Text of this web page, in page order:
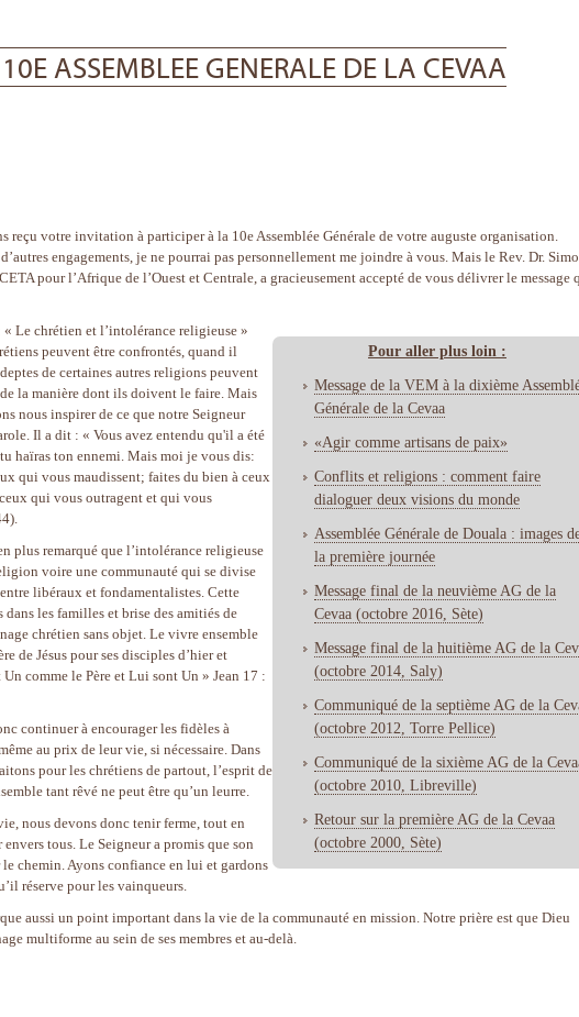
ASSEMBLEE GENERALE DE LA CEVAA
reçu votre invitation à participer à la 10e Assemblée Générale de votre auguste organisation.
engagements, je ne pourrai pas personnellement me joindre à vous. Mais le Rev. Dr.
pour l’Afrique de l’Ouest et Centrale, a gracieusement accepté de vous délivrer le message
Pour aller plus loin :
Message de la VEM à la dixième
Générale de la Cevaa
«Agir comme artisans de paix»
Conflits et religions : comment faire
dialoguer deux visions du monde
Assemblée Générale de Douala : images
la première journée
Message final de la neuvième AG de la
Cevaa (octobre 2016, Sète)
Message final de la huitième AG de la
(octobre 2014, Saly)
Communiqué de la septième AG de la
(octobre 2012, Torre Pellice)
Communiqué de la sixième AG de la
(octobre 2010, Libreville)
Retour sur la première AG de la Cevaa
(octobre 2000, Sète)
Le chrétien et l’intolérance religieuse »
peuvent être confrontés, quand il
de certaines autres religions peuvent
la manière dont ils doivent le faire. Mais
nous inspirer de ce que notre Seigneur
Il a dit : « Vous avez entendu qu'il a été
haïras ton ennemi. Mais moi je vous dis:
qui vous maudissent; faites du bien à ceux
qui vous outragent et qui vous
plus remarqué que l’intolérance religieuse
voire une communauté qui se divise
libéraux et fondamentalistes. Cette
les familles et brise des amitiés de
chrétien sans objet. Le vivre ensemble
de Jésus pour ses disciples d’hier et
comme le Père et Lui sont Un » Jean 17 :
continuer à encourager les fidèles à
au prix de leur vie, si nécessaire. Dans
pour les chrétiens de partout, l’esprit de
tant rêvé ne peut être qu’un leurre.
nous devons donc tenir ferme, tout en
tous. Le Seigneur a promis que son
chemin. Ayons confiance en lui et gardons
réserve pour les vainqueurs.
aussi un point important dans la vie de la communauté en mission. Notre prière est que Dieu
multiforme au sein de ses membres et au-delà.